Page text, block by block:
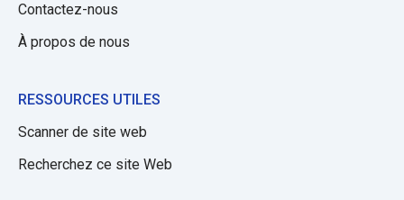
Contactez-nous
À propos de nous
RESSOURCES UTILES
Scanner de site web
Recherchez ce site Web